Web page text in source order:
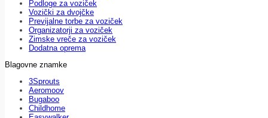
Podloge za voziček
Vozički za dvojčke
Previjalne torbe za voziček
Organizatorji za voziček
Zimske vreče za voziček
Dodatna oprema
Blagovne znamke
3Sprouts
Aeromoov
Bugaboo
Childhome